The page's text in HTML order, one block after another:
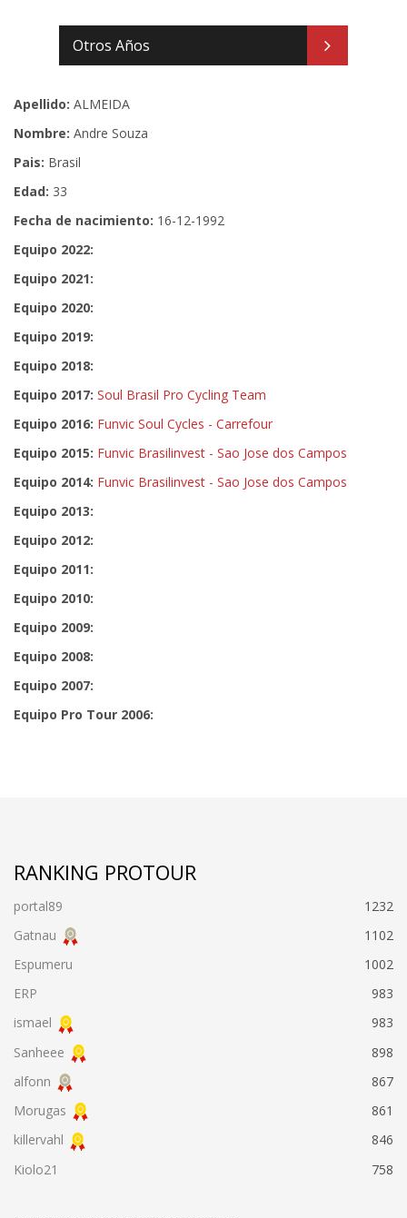
Otros Años
Apellido: ALMEIDA
Nombre: Andre Souza
Pais: Brasil
Edad: 33
Fecha de nacimiento: 16-12-1992
Equipo 2022:
Equipo 2021:
Equipo 2020:
Equipo 2019:
Equipo 2018:
Equipo 2017: Soul Brasil Pro Cycling Team
Equipo 2016: Funvic Soul Cycles - Carrefour
Equipo 2015: Funvic Brasilinvest - Sao Jose dos Campos
Equipo 2014: Funvic Brasilinvest - Sao Jose dos Campos
Equipo 2013:
Equipo 2012:
Equipo 2011:
Equipo 2010:
Equipo 2009:
Equipo 2008:
Equipo 2007:
Equipo Pro Tour 2006:
RANKING PROTOUR
portal89
1232
Gatnau
1102
Espumeru
1002
ERP
983
ismael
983
Sanheee
898
alfonn
867
Morugas
861
killervahl
846
Kiolo21
758